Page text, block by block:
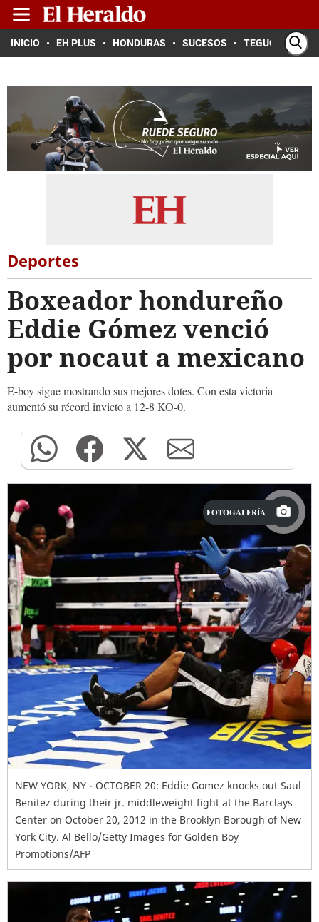
INICIO EH PLUS HONDURAS SUCESOS TEGUCIGALPA
Deportes
Boxeador hondureño
Eddie Gómez venció
por nocaut a mexicano
E-boy sigue mostrando sus mejores dotes. Con esta victoria
aumentó su récord invicto a 12-8 KO-0.
FOTOGALERÍA
NEW YORK, NY - OCTOBER 20: Eddie Gomez knocks out Saul
Benitez during their jr. middleweight fight at the Barclays
Center on October 20, 2012 in the Brooklyn Borough of New
York City. Al Bello/Getty Images for Golden Boy
Promotions/AFP